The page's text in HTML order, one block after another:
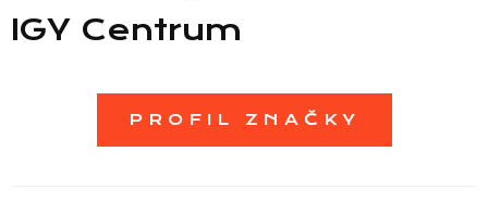
IGY Centrum
PROFIL ZNAČKY